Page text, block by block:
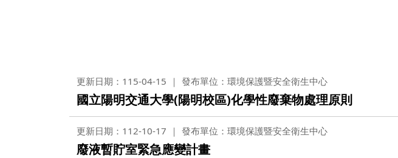
更新日期：115-04-15 發布單位：環境保護暨安全衛生中心
國立陽明交通大學(陽明校區)化學性廢棄物處理原則
更新日期：112-10-17 發布單位：環境保護暨安全衛生中心
廢液暫貯室緊急應變計畫